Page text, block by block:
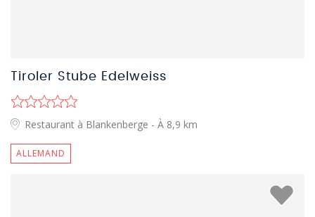
Tiroler Stube Edelweiss
Restaurant à Blankenberge - À 8,9 km
ALLEMAND